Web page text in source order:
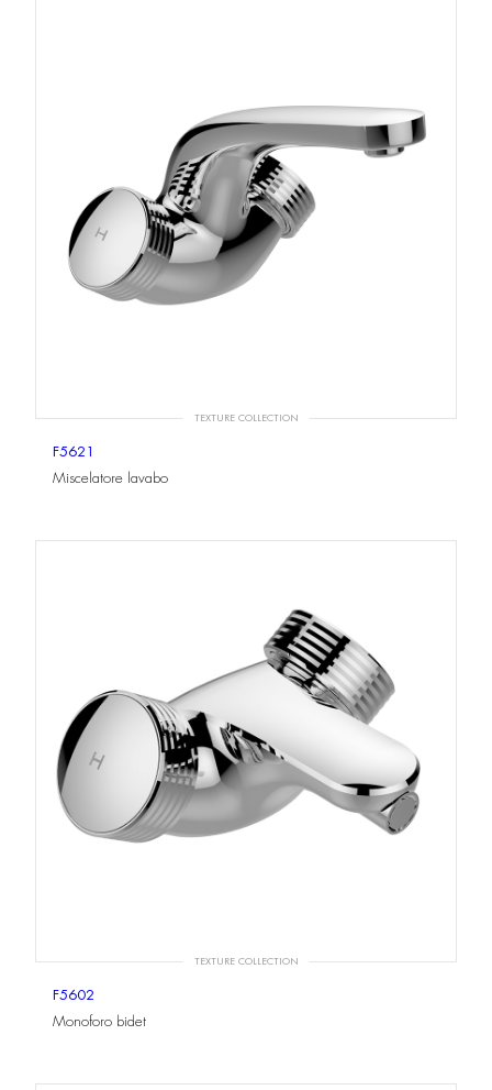
TEXTURE COLLECTION
F5621
Miscelatore lavabo
TEXTURE COLLECTION
F5602
Monoforo bidet